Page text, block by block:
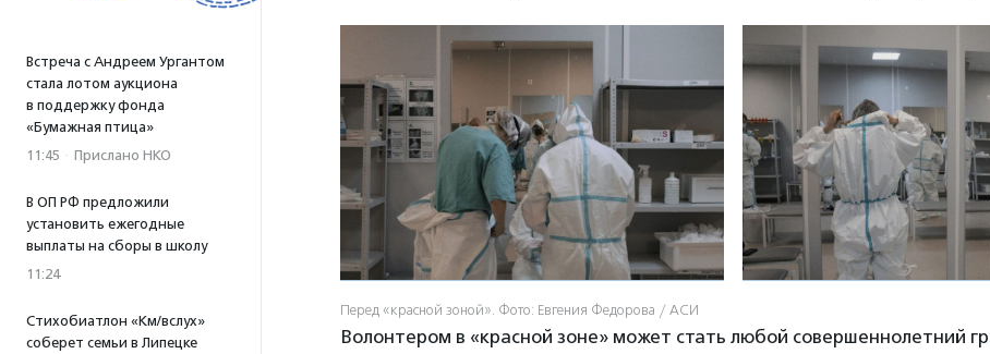
Встреча с Андреем Ургантом
стала лотом аукциона
в поддержку фонда
«Бумажная птица»
11:45 · Прислано НКО
В ОП РФ предложили
установить ежегодные
выплаты на сборы в школу
11:24
Стихобиатлон «Км/вслух»
соберет семьи в Липецке
Перед «красной зоной». Фото: Евгения Федорова / АСИ
Волонтером в «красной зоне» может стать любой совершеннолетний